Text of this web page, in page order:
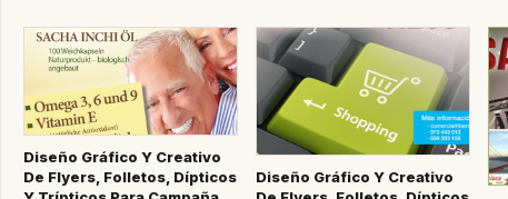
Diseño Gráfico Y Creativo
De Flyers, Folletos, Dípticos
Diseño Gráfico Y Creativo